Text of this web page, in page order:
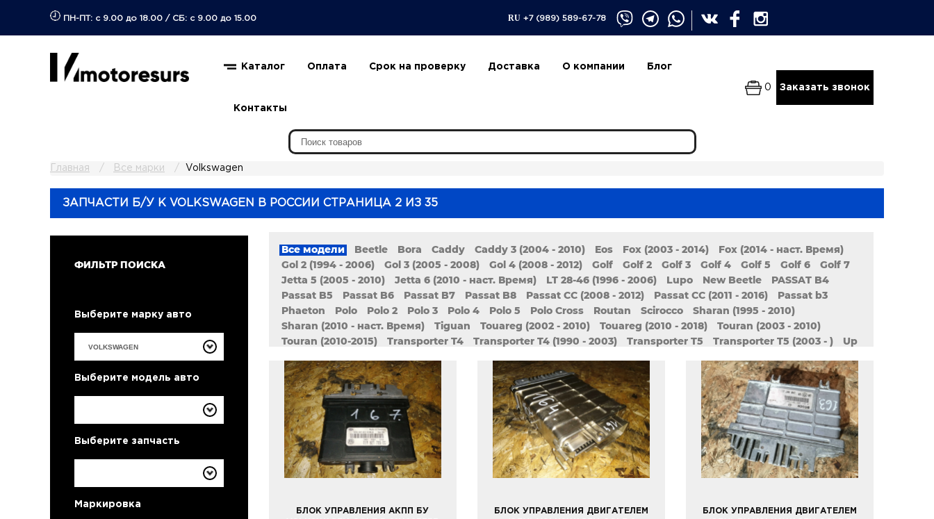
ПН-ПТ: с 9.00 до 18.00 / СБ: с 9.00 до 15.00 RU +7 (989) 589-67-78
Каталог Оплата Срок на проверку Доставка О компании Блог
Контакты
0 Заказать звонок
Главная Все марки Volkswagen
ЗАПЧАСТИ Б/У К VOLKSWAGEN В РОССИИ СТРАНИЦА 2 ИЗ 35
ФИЛЬТР ПОИСКА
Выберите марку авто
Выберите модель авто
Выберите запчасть
Маркировка
Все модели Beetle Bora Caddy Caddy 3 (2004 - 2010) Eos Fox (2003 - 2014)
Fox (2014 - наст. Время)
Gol 2 (1994 - 2006)
Gol 3 (2005 - 2008) Gol 4 (2008 - 2012) Golf Golf 2 Golf 3 Golf 4 Golf 5 Golf 6
Golf 7
Jetta 5 (2005 - 2010)
Jetta 6 (2010 - наст. Время) LT 28-46 (1996 - 2006) Lupo New Beetle
PASSAT B4
Passat B5
Passat B6 Passat B7 Passat B8 Passat CC (2008 - 2012) Passat CC (2011 - 2016)
Passat b3
Phaeton
Polo Polo 2 Polo 3 Polo 4 Polo 5 Polo Cross Routan Scirocco
Sharan (1995 - 2010)
Sharan (2010 - наст. Время)
Tiguan Touareg (2002 - 2010) Touareg (2010 - 2018)
Touran (2003 - 2010)
Touran (2010-2015)
Transporter T4 Transporter T4 (1990 - 2003) Transporter T5 Transporter T5 (2003 - )
Up
БЛОК УПРАВЛЕНИЯ АКПП БУ
БЛОК УПРАВЛЕНИЯ ДВИГАТЕЛЕМ
БЛОК УПРАВЛЕНИЯ ДВИГАТЕЛЕМ